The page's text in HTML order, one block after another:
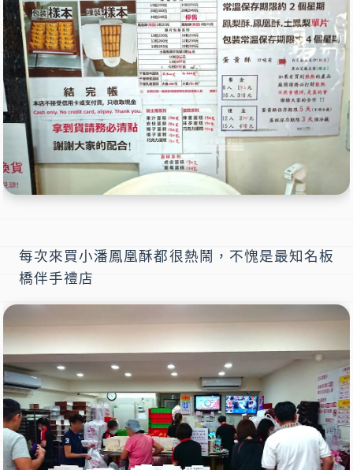
每次來買小潘鳳凰酥都很熱鬧，不愧是最知名板
橋伴手禮店